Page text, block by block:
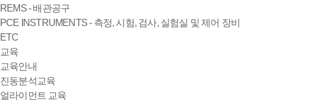
REMS - 배관공구
PCE INSTRUMENTS - 측정, 시험, 검사, 실험실 및 제어 장비
ETC
교육
교육안내
진동분석교육
얼라이먼트 교육